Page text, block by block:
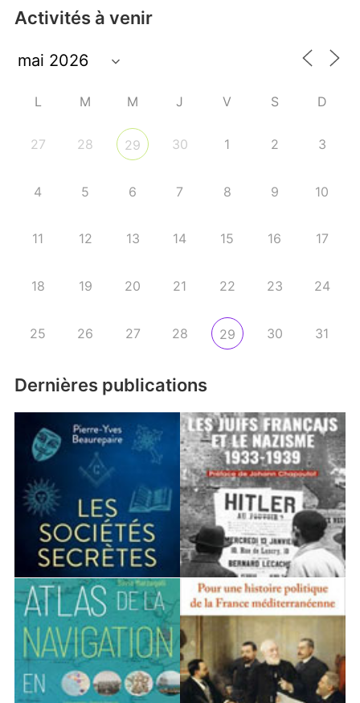
Activités à venir
L M M J V S D
27 28 29 30 1 2 3
4 5 6 7 8 9 10
11 12 13 14 15 16 17
18 19 20 21 22 23 24
25 26 27 28 29 30 31
Dernières publications